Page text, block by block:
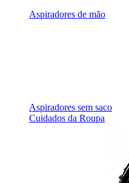
Aspiradores de mão
Aspiradores sem saco
Cuidados da Roupa